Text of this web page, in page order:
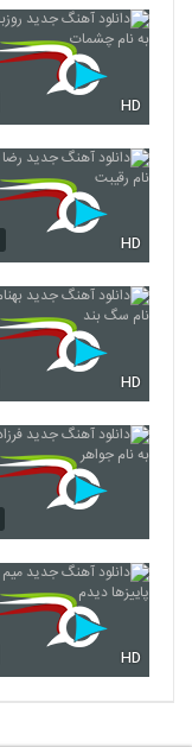
265
266
268
269
HD
HD
HD
HD